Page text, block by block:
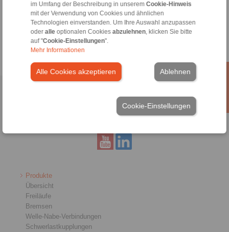
im Umfang der Beschreibung in unserem Cookie-Hinweis
mit der Verwendung von Cookies und ähnlichen
Technologien einverstanden. Um Ihre Auswahl anzupassen
oder alleoptionalen Cookies abzulehnen, klicken Sie bitte
auf "Cookie-Einstellungen".
Mehr Informationen
Alle Cookies akzeptieren Ablehnen
Cookie-Einstellungen
|Hinweisgeberplattform|
Produkte
Übersicht
Freiläufe
Bremsen
Welle-Nabe-Verbindungen
Schwerlastkupplungen